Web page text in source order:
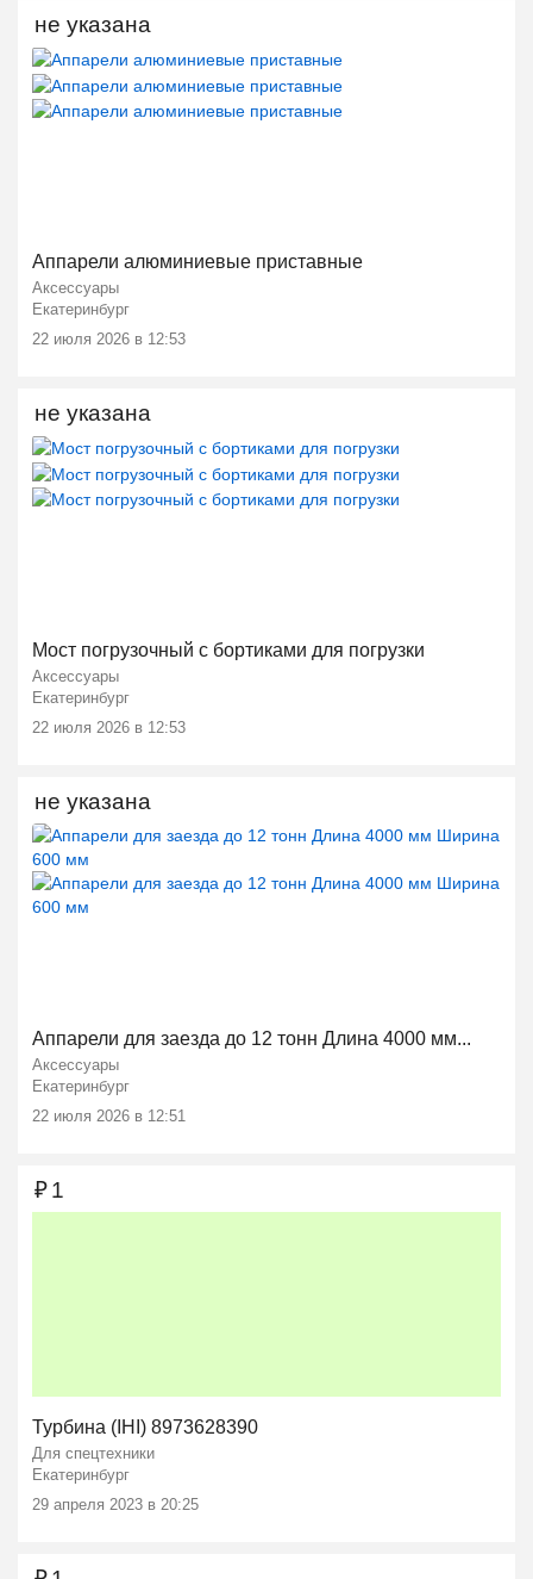
Аппарели алюминиевые приставные
Аксессуары
Екатеринбург
22 июля 2026 в 12:53
не указана
Мост погрузочный с бортиками для погрузки
Аксессуары
Екатеринбург
22 июля 2026 в 12:53
не указана
Аппарели для заезда до 12 тонн Длина 4000 мм...
Аксессуары
Екатеринбург
22 июля 2026 в 12:51
не указана
Турбина (IHI) 8973628390
Для спецтехники
Екатеринбург
29 апреля 2023 в 20:25
₽1